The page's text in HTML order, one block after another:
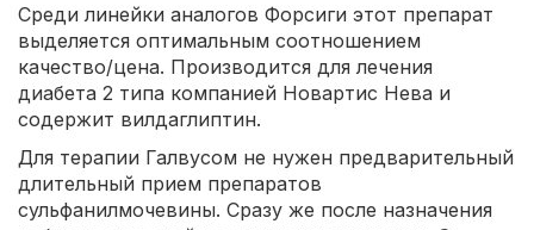
Среди линейки аналогов Форсиги этот препарат
выделяется оптимальным соотношением
качество/цена. Производится для лечения
диабета 2 типа компанией Новартис Нева и
содержит вилдаглиптин.
Для терапии Галвусом не нужен предварительный
длительный прием препаратов
сульфанилмочевины. Сразу же после назначения